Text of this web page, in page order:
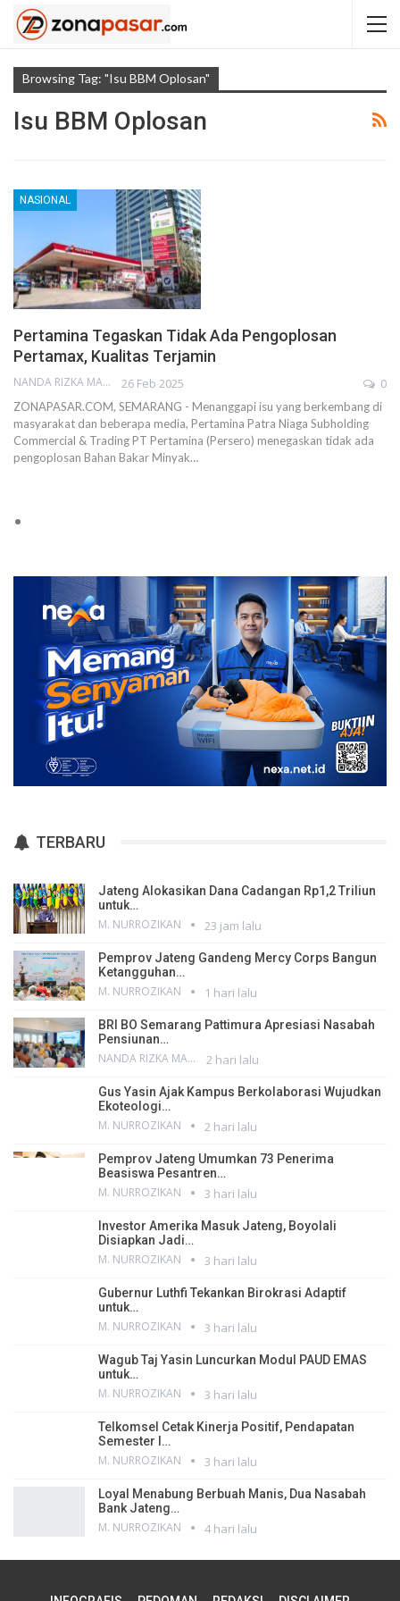
Browsing Tag: "Isu BBM Oplosan"
Isu BBM Oplosan
NASIONAL
Pertamina Tegaskan Tidak Ada Pengoplosan
Pertamax, Kualitas Terjamin
NANDA RIZKA MAHENDRA 26 Feb 2025 0
ZONAPASAR.COM, SEMARANG - Menanggapi isu yang berkembang di
masyarakat dan beberapa media, Pertamina Patra Niaga Subholding
Commercial & Trading PT Pertamina (Persero) menegaskan tidak ada
pengoplosan Bahan Bakar Minyak…
TERBARU
Jateng Alokasikan Dana Cadangan Rp1,2 Triliun
untuk…
M. NURROZIKAN 23 jam lalu
Pemprov Jateng Gandeng Mercy Corps Bangun
Ketangguhan…
M. NURROZIKAN 1 hari lalu
BRI BO Semarang Pattimura Apresiasi Nasabah
Pensiunan…
NANDA RIZKA MAHENDRA 2 hari lalu
Gus Yasin Ajak Kampus Berkolaborasi Wujudkan
Ekoteologi…
M. NURROZIKAN 2 hari lalu
Pemprov Jateng Umumkan 73 Penerima
Beasiswa Pesantren…
M. NURROZIKAN 3 hari lalu
Investor Amerika Masuk Jateng, Boyolali
Disiapkan Jadi…
M. NURROZIKAN 3 hari lalu
Gubernur Luthfi Tekankan Birokrasi Adaptif
untuk…
M. NURROZIKAN 3 hari lalu
Wagub Taj Yasin Luncurkan Modul PAUD EMAS
untuk…
M. NURROZIKAN 3 hari lalu
Telkomsel Cetak Kinerja Positif, Pendapatan
Semester I…
M. NURROZIKAN 3 hari lalu
Loyal Menabung Berbuah Manis, Dua Nasabah
Bank Jateng…
M. NURROZIKAN 4 hari lalu